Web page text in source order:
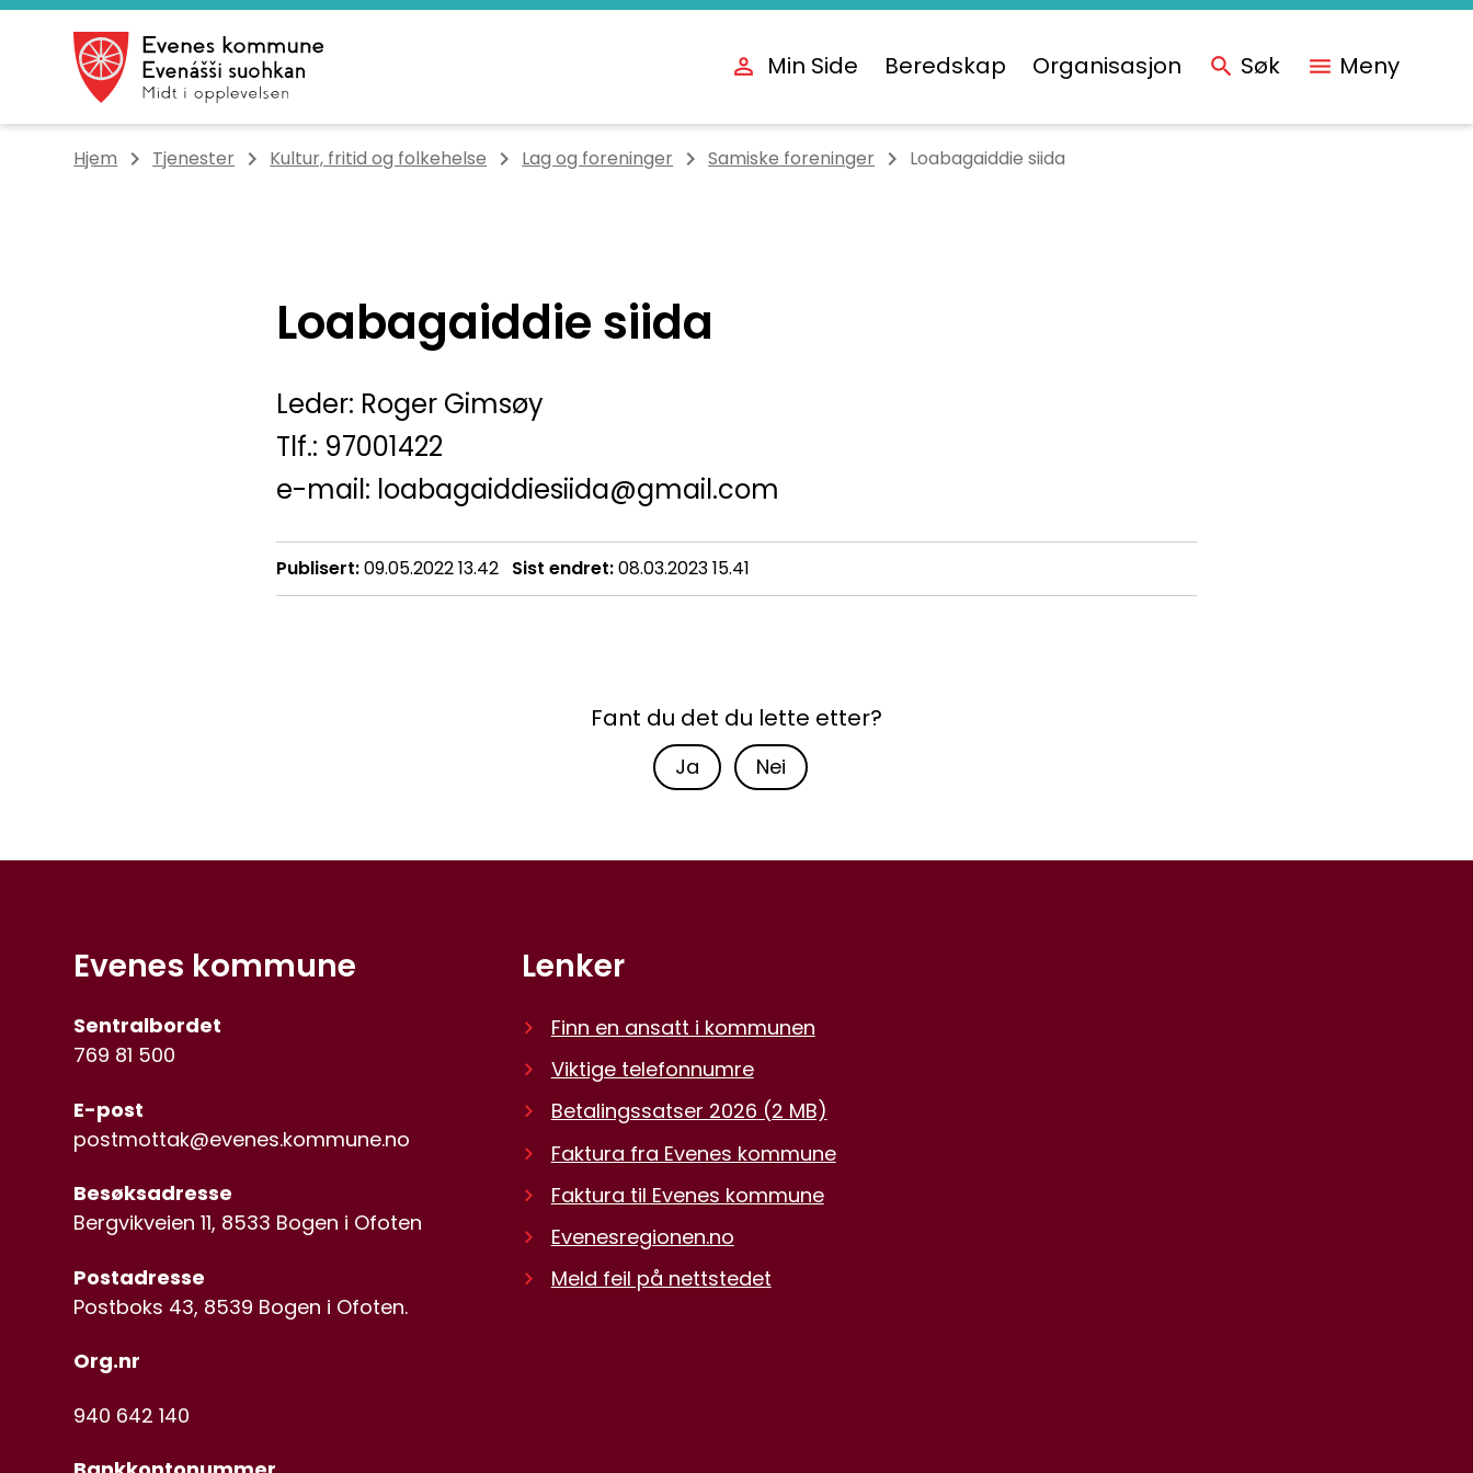
Evenes kommune
Min Side Beredskap Organisasjon Søk Meny
Du er her:
Hjem Tjenester Kultur, fritid og folkehelse Lag og foreninger Samiske foreninger Loabagaiddie siida
Loabagaiddie siida
Leder: Roger Gimsøy
Tlf.: 97001422
e-mail: loabagaiddiesiida@gmail.com
Publisert 09.05.2022 13.42 Sist endret 08.03.2023 15.41
Fant du det du lette etter?
Ja Nei
Evenes kommune
Sentralbordet
769 81 500
E-post
postmottak@evenes.kommune.no
Besøksadresse
Bergvikveien 11, 8533 Bogen i Ofoten
Postadresse
Postboks 43, 8539 Bogen i Ofoten.
Org.nr
940 642 140
Lenker
Finn en ansatt i kommunen
Viktige telefonnumre
Betalingssatser 2026 (2 MB)
Faktura fra Evenes kommune
Faktura til Evenes kommune
Evenesregionen.no
Meld feil på nettstedet